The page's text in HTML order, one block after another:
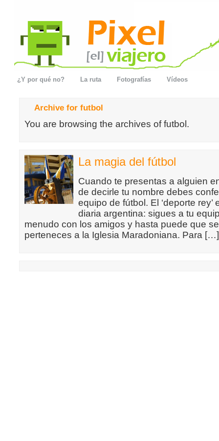
¿Y por qué no? La ruta Fotografías Vídeos
Archive for futbol
You are browsing the archives of futbol.
La magia del fútbol
Cuando te presentas a alguien
de decirle tu nombre debes
equipo de fútbol. El ‘deporte rey’
diaria argentina: sigues a tu
menudo con los amigos y hasta puede que
perteneces a la Iglesia Maradoniana. Para […]